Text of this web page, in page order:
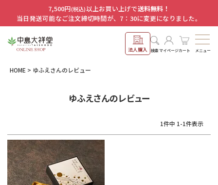
7,500円(税込)以上お買い上げで送料無料！
当日発送可能なご注文締切時間が、7：30に変更になりました。
法人購入 検索マイページカート メニュー
HOME ゆふえさんのレビュー
ゆふえさんのレビュー
1件中 1-1件表示